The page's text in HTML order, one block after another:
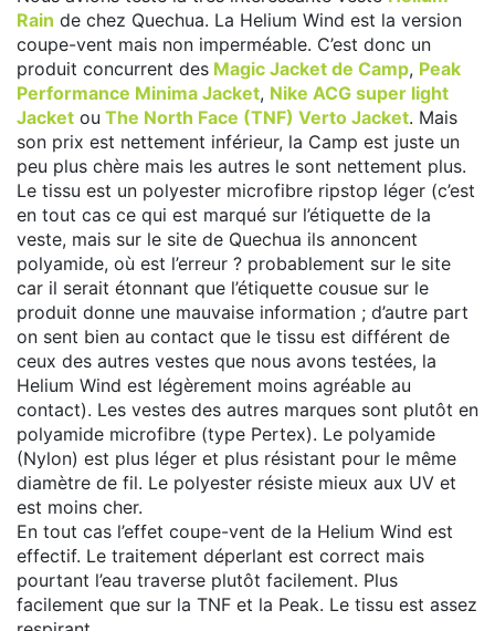
Rain de chez Quechua. La Helium Wind est la version
coupe-vent mais non imperméable. C’est donc un
produit concurrent des Magic Jacket de Camp, Peak
Performance Minima Jacket, Nike ACG super light
Jacket ou The North Face (TNF) Verto Jacket. Mais
son prix est nettement inférieur, la Camp est juste un
peu plus chère mais les autres le sont nettement plus.
Le tissu est un polyester microfibre ripstop léger (c’est
en tout cas ce qui est marqué sur l’étiquette de la
veste, mais sur le site de Quechua ils annoncent
polyamide, où est l’erreur ? probablement sur le site
car il serait étonnant que l’étiquette cousue sur le
produit donne une mauvaise information ; d’autre part
on sent bien au contact que le tissu est différent de
ceux des autres vestes que nous avons testées, la
Helium Wind est légèrement moins agréable au
contact). Les vestes des autres marques sont plutôt en
polyamide microfibre (type Pertex). Le polyamide
(Nylon) est plus léger et plus résistant pour le même
diamètre de fil. Le polyester résiste mieux aux UV et
est moins cher.
En tout cas l’effet coupe-vent de la Helium Wind est
effectif. Le traitement déperlant est correct mais
pourtant l’eau traverse plutôt facilement. Plus
facilement que sur la TNF et la Peak. Le tissu est assez